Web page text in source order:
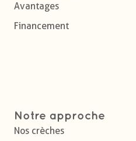
Avantages
Financement
Notre approche
Nos crèches